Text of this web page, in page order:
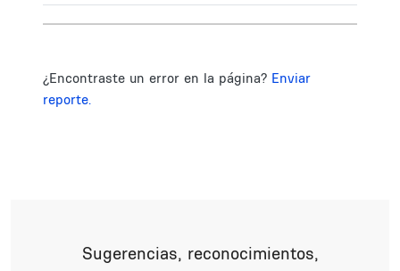
¿Encontraste un error en la página? Enviar
reporte.
Sugerencias, reconocimientos,